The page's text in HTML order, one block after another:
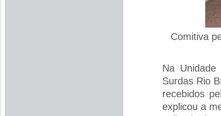
Comitiva
Na
Surdas Rio
recebidos
explicou a